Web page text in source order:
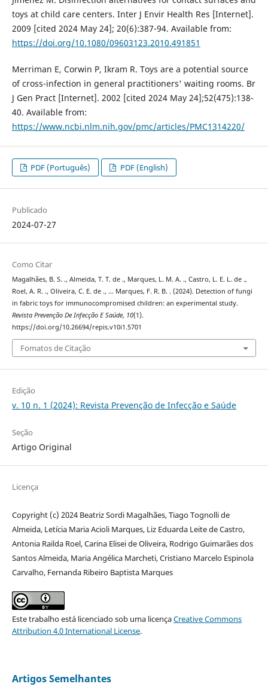
toys at child care centers. Inter J Envir Health Res [Internet].
2009 [cited 2024 May 24]; 20(6):387-94. Available from:
https://doi.org/10.1080/09603123.2010.491851
Merriman E, Corwin P, Ikram R. Toys are a potential source
of cross-infection in general practitioners' waiting rooms. Br
J Gen Pract [Internet]. 2002 [cited 2024 May 24];52(475):138-
40. Available from:
https://www.ncbi.nlm.nih.gov/pmc/articles/PMC1314220/
PDF (Português) PDF (English)
Publicado
2024-07-27
Como Citar
Magalhães, B. S. ., Almeida, T. T. de ., Marques, L. M. A. ., Castro, L. E. L. de .,
Roel, A. R. ., Oliveira, C. E. de ., … Marques, F. R. B. . (2024). Detection of fungi
in fabric toys for immunocompromised children: an experimental study.
Revista Prevenção De Infecção E Saúde, 10(1).
https://doi.org/10.26694/repis.v10i1.5701
Fomatos de Citação
Edição
v. 10 n. 1 (2024): Revista Prevenção de Infecção e Saúde
Seção
Artigo Original
Licença
Copyright (c) 2024 Beatriz Sordi Magalhães, Tiago Tognolli de
Almeida, Letícia Maria Acioli Marques, Liz Eduarda Leite de Castro,
Antonia Railda Roel, Carina Elisei de Oliveira, Rodrigo Guimarães dos
Santos Almeida, Maria Angélica Marcheti, Cristiano Marcelo Espinola
Carvalho, Fernanda Ribeiro Baptista Marques
Este trabalho está licenciado sob uma licençaCreative Commons
Attribution 4.0 International License.
Artigos Semelhantes